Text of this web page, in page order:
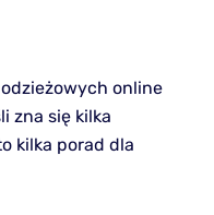
online
zna się kilka
kilka porad dla